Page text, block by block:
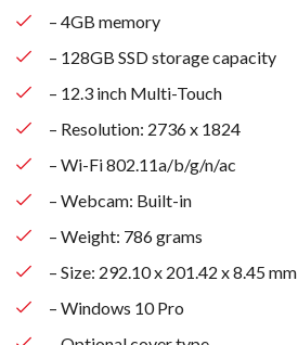
– 4GB memory
– 128GB SSD storage capacity
– 12.3 inch Multi-Touch
– Resolution: 2736 x 1824
– Wi-Fi 802.11a/b/g/n/ac
– Webcam: Built-in
– Weight: 786 grams
– Size: 292.10 x 201.42 x 8.45 mm
– Windows 10 Pro